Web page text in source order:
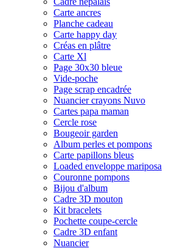
Carte ancres
Planche cadeau
Carte happy day
Créas en plâtre
Carte Xl
Page 30x30 bleue
Vide-poche
Page scrap encadrée
Nuancier crayons Nuvo
Cartes papa maman
Cercle rose
Bougeoir garden
Album perles et pompons
Carte papillons bleus
Loaded enveloppe mariposa
Couronne pompons
Bijou d'album
Cadre 3D mouton
Kit bracelets
Pochette coupe-cercle
Cadre 3D enfant
Nuancier